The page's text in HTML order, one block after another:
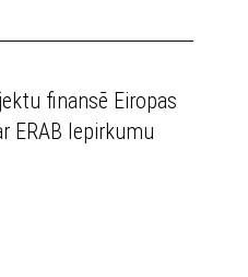
finansē Eiropas
ERAB Iepirkumu